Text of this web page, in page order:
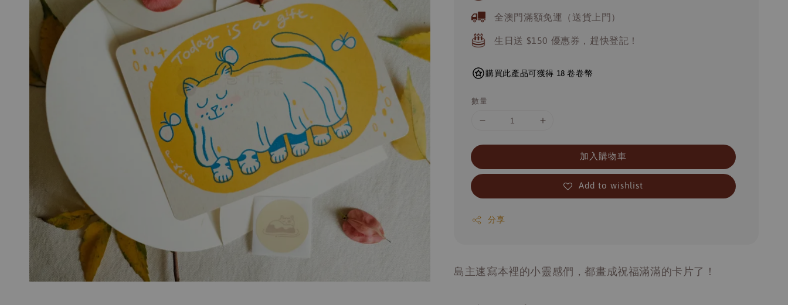
全澳門滿額免運（送貨上門）
生日送 $150 優惠券，趕快登記！
購買此產品可獲得 18 卷卷幣
數量
加入購物車
Add to wishlist
分享
島主速寫本裡的小靈感們，都畫成祝福滿滿的卡片了！